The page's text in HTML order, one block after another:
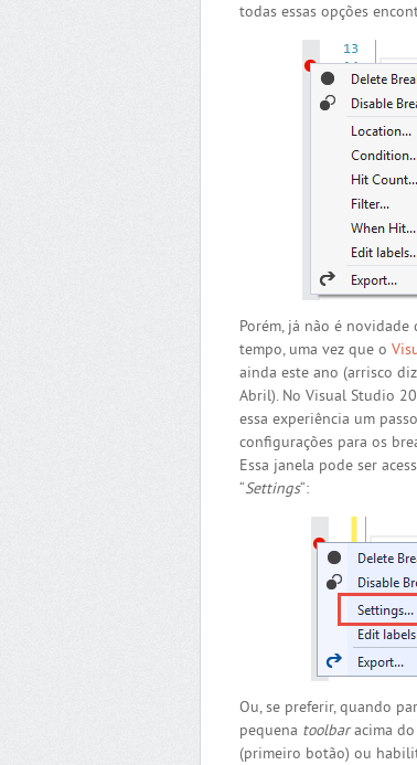
todas essas opções
Porém, já não é
tempo, uma vez que o
ainda este ano (arrisco
Abril). No Visual Studio
essa experiência um
configurações para os
Essa janela pode ser
“Settings“:
Ou, se preferir, quando
pequena toolbaracima do
(primeiro botão) ou